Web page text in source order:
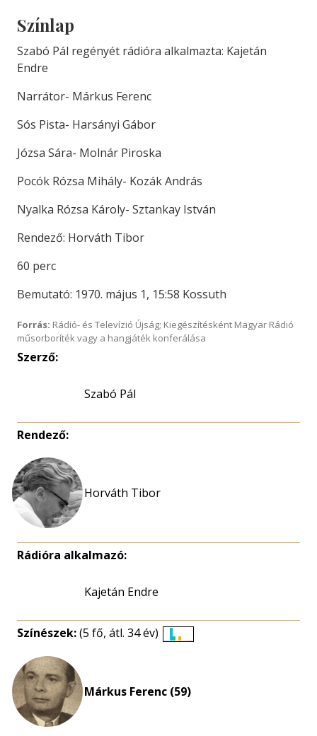
Színlap
Szabó Pál regényét rádióra alkalmazta: Kajetán
Endre
Narrátor- Márkus Ferenc
Sós Pista- Harsányi Gábor
Józsa Sára- Molnár Piroska
Pocók Rózsa Mihály- Kozák András
Nyalka Rózsa Károly- Sztankay István
Rendező: Horváth Tibor
60 perc
Bemutató: 1970. május 1, 15:58 Kossuth
Forrás: Rádió- és Televízió Újság; Kiegészítésként Magyar Rádió
műsorboríték vagy a hangjáték konferálása
Szerző:
Szabó Pál
Rendező:
Rádióra alkalmazó:
Kajetán Endre
Színészek:(5 fő, átl. 34 év)
Márkus Ferenc (59)